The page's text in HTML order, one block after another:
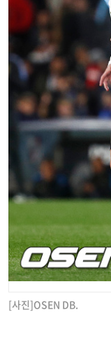
[사진]OSEN DB.